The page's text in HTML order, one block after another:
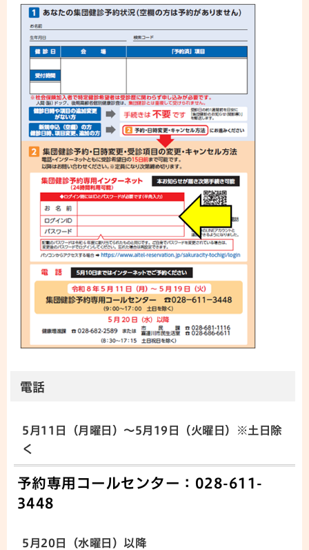
電話
5月11日（月曜日）～5月19日（火曜日）※土日除
く
予約専用コールセンター： 028-611-
3448
5月20日（水曜日）以降